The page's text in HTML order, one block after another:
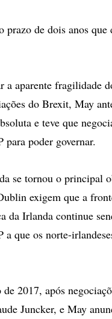
prazo de dois anos
a aparente fragilidade
do Brexit, May
e teve que
poder governar.
se tornou o principal
exigem que a
da Irlanda continue
a que os norte-
2017, após
Juncker, e May